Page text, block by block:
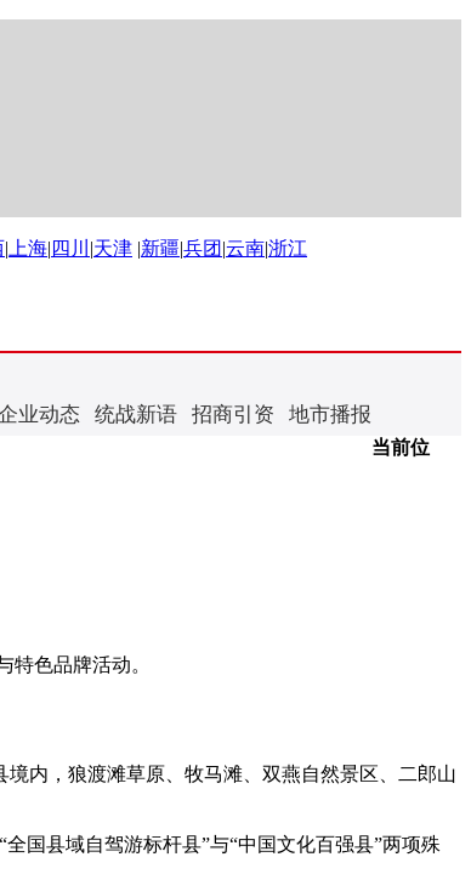
| 上海| 四川 |天津 |新疆|兵团 |云南|浙江
业动态 统战新语 招商引资 地市播报
当前位
色品牌活动。
内，狼渡滩草原、牧马滩、双燕自然景区、二郎山
国县域自驾游标杆县”与“中国文化百强县”两项殊